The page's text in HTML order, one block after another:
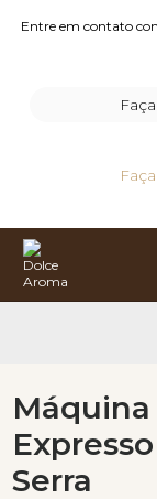
Entre em contato
Serra